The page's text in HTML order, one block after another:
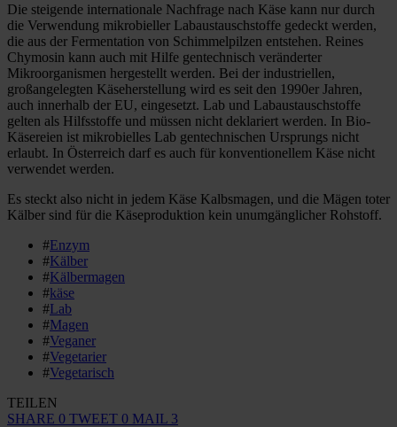
Die steigende internationale Nachfrage nach Käse kann nur durch
die Verwendung mikrobieller Labaustauschstoffe gedeckt werden,
die aus der Fermentation von Schimmelpilzen entstehen. Reines
Chymosin kann auch mit Hilfe gentechnisch veränderter
Mikroorganismen hergestellt werden. Bei der industriellen,
großangelegten Käseherstellung wird es seit den 1990er Jahren,
auch innerhalb der EU, eingesetzt. Lab und Labaustauschstoffe
gelten als Hilfsstoffe und müssen nicht deklariert werden. In Bio-
Käsereien ist mikrobielles Lab gentechnischen Ursprungs nicht
erlaubt. In Österreich darf es auch für konventionellem Käse nicht
verwendet werden.
Es steckt also nicht in jedem Käse Kalbsmagen, und die Mägen toter
Kälber sind für die Käseproduktion kein unumgänglicher Rohstoff.
#Enzym
#Kälber
#Kälbermagen
#käse
#Lab
#Magen
#Veganer
#Vegetarier
#Vegetarisch
TEILEN
SHARE 0 TWEET 0 MAIL 3